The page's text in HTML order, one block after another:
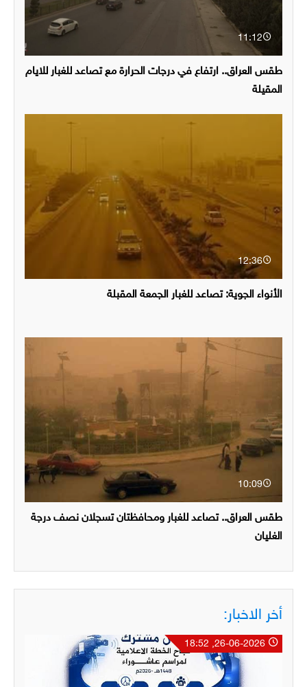
11:12
طقس العراق.. ارتفاع في درجات الحرارة مع تصاعد للغبار للايام
المقيلة
12:36
الأنواء الجوية: تصاعد للغبار الجمعة المقبلة
10:09
طقس العراق.. تصاعد للغبار ومحافظتان تسجلان نصف درجة
الغليان
أخر الاخبار: